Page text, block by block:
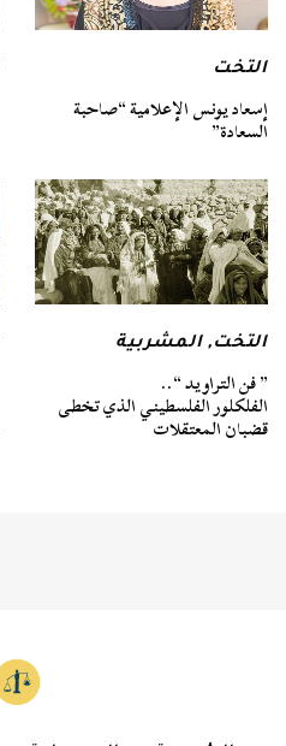
التخت
إسعاد يونس الإعلامية “صاحبة
السعادة”
التخت,المشربية
” فن التراويد “..
الفلكلور الفلسطيني الذي تخطى
قضبان المعتقلات